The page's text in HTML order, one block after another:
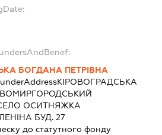
БОГДАНА ПЕТРІВНА
КІРОВОГРАДСЬКА
ОСИТНЯЖКА
БУД. 27
до статутного фонду